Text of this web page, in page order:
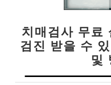
치매검사 무료
검진 받을 수
및